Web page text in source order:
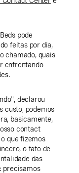
pode
feitas por dia,
chamado, quais
enfrentando
declarou
custo, podemos
basicamente,
contact
que fizemos
o fato de
das
precisamos